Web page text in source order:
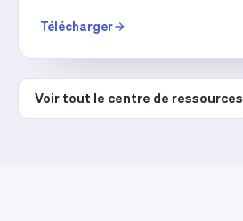
Télécharger
Voir tout le centre de ressources